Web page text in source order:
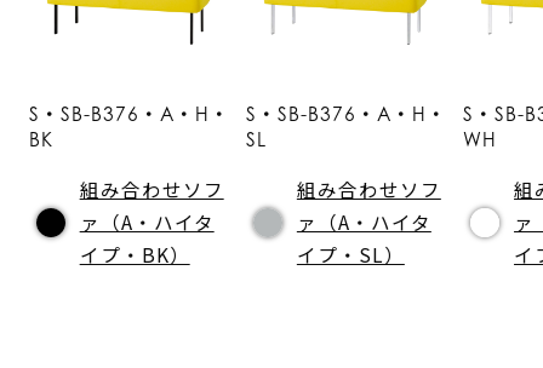
S・SB-B376・A・H・
BK
組み合わせソフ
ァ（A・ハイタ
イプ・BK）
S・SB-B376・A・H・
SL
組み合わせソフ
ァ（A・ハイタ
イプ・SL）
S・SB-
WH
組
ァ
イ